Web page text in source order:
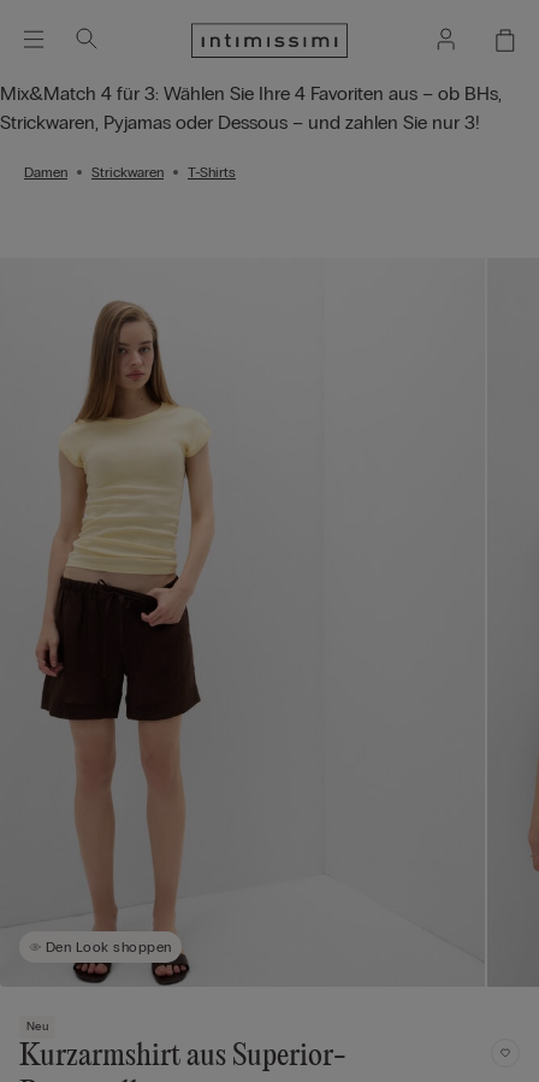
Mix&Match 4 für 3: Wählen Sie Ihre 4 Favoriten aus – ob BHs,
Strickwaren, Pyjamas oder Dessous – und zahlen Sie nur 3!
Damen Strickwaren T-Shirts
Den Look shoppen
Neu
Kurzarmshirt aus Superior-